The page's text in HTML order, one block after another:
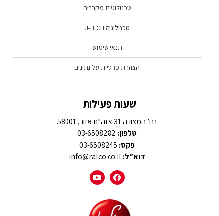
טכנולוגיית מקררים
טכנולוגיה J-TECH
תנאי שימוש
הצהרת פרטיות על נתונים
שעות פעילות
רח’ המצודה 31 אזה”ת אזור, 58001
טלפון:
פקס:
דוא”ל: